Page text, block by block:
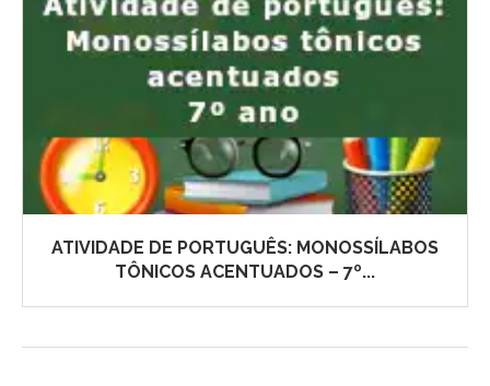
ATIVIDADE DE PORTUGUÊS: MONOSSÍLABOS
TÔNICOS ACENTUADOS – 7º...